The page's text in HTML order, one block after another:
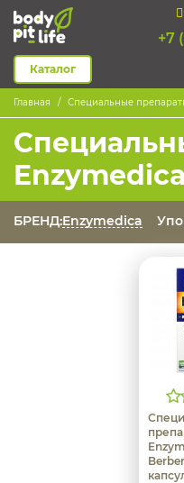
+7
Каталог
Главная Специальные
Enzymedica
БРЕНД:Enzymedica